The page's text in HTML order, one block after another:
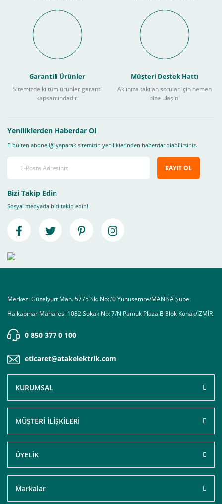
Garantili Ürünler
Sitemizde ki tüm ürünler garanti
kapsamındadır.
Müşteri Destek Hattı
Aklınıza takılan sorular için hemen
bize ulaşın!
Yeniliklerden Haberdar Ol
E-bülten aboneliği yaparak sitemizin yeniliklerinden haberdar olabilirsiniz.
KAYIT OL
Bizi Takip Edin
Sosyal medyada bizi takip edin!
Merkez: Güzelyurt Mah. 5775 Sk. No:70 Yunusemre/MANİSA Şube:
Halkapınar Mahallesi 1082 Sokak No: 7/N Pamuk Plaza B Blok Konak/İZMİR
0 850 377 0 100
eticaret@atakelektrik.com
KURUMSAL
MÜŞTERİ İLİŞKİLERİ
ÜYELİK
Markalar